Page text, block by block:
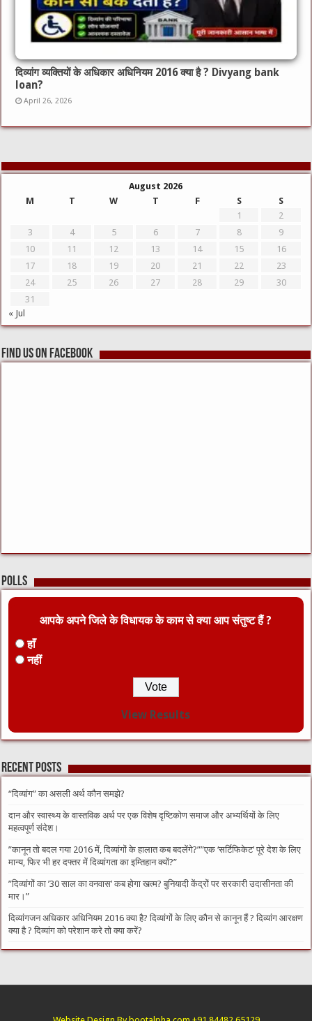
दिव्यांग व्यक्तियों के अधिकार अधिनियम 2016 क्या है ? Divyang bank
loan?
April 26, 2026
August 2026
M
T W T F S
S
1
2
3
4 5 6 7 8
9
10
11 12 13 14 15
16
17
18 19 20 21 22
23
24
25 26 27 28 29
30
31
« Jul
Find us on Facebook
Polls
आपके अपने जिले के विधायक के काम से क्या आप संतुष्ट हैं ?
हाँ
नहीं
View Results
Recent Posts
“दिव्यांग” का असली अर्थ कौन समझे?
दान और स्वास्थ्य के वास्तविक अर्थ पर एक विशेष दृष्टिकोण समाज और अभ्यर्थियों के लिए
महत्वपूर्ण संदेश।
​”कानून तो बदल गया 2016 में, दिव्यांगों के हालात कब बदलेंगे?”​”एक ‘सर्टिफिकेट’ पूरे देश के लिए
मान्य, फिर भी हर दफ्तर में दिव्यांगता का इम्तिहान क्यों?”
​”दिव्यांगों का ’30 साल का वनवास’ कब होगा खत्म? बुनियादी केंद्रों पर सरकारी उदासीनता की
मार।”
दिव्यांगजन अधिकार अधिनियम 2016 क्या है? दिव्यांगों के लिए कौन से कानून हैं ? दिव्यांग आरक्षण
क्या है ? दिव्यांग को परेशान करे तो क्या करें?